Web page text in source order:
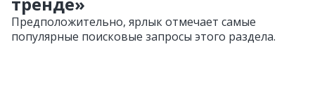
Предположительно, ярлык отмечает самые
популярные поисковые запросы этого раздела.